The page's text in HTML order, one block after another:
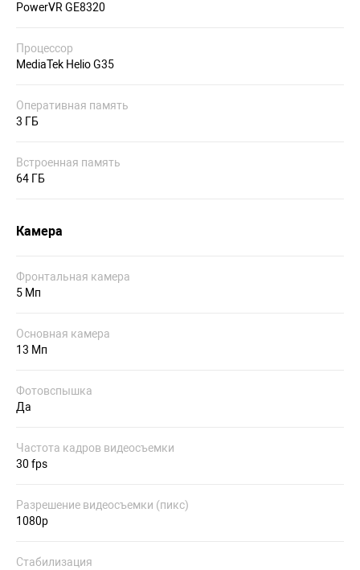
PowerVR GE8320
Процессор
MediaTek Helio G35
Оперативная память
3 ГБ
Встроенная память
64 ГБ
Камера
Фронтальная камера
5 Мп
Основная камера
13 Мп
Фотовспышка
Да
Частота кадров видеосъемки
30 fps
Разрешение видеосъемки (пикс)
1080p
Стабилизация